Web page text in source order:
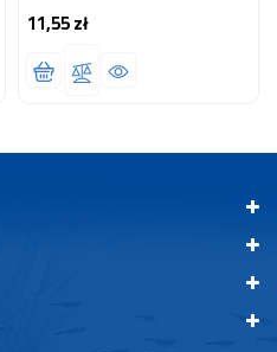
11,55 złCena